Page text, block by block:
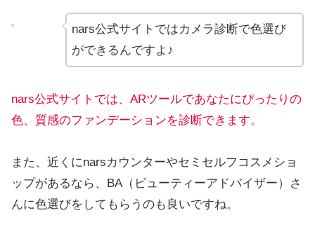
nars公式サイトではカメラ診断で色選び
ができるんですよ♪
nars公式サイトでは、ARツールであなたにぴったりの
色、質感のファンデーションを診断できます。
また、近くにnarsカウンターやセミセルフコスメショ
ップがあるなら、BA（ビューティーアドバイザー）さ
んに色選びをしてもらうのも良いですね。